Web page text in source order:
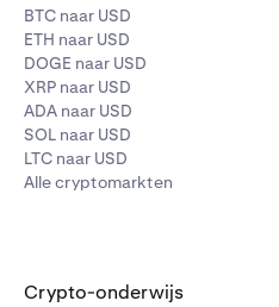
BTC naar USD
ETH naar USD
DOGE naar USD
XRP naar USD
ADA naar USD
SOL naar USD
LTC naar USD
Alle cryptomarkten
Crypto-onderwijs